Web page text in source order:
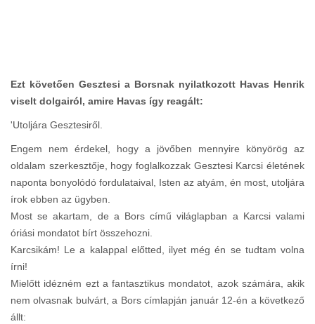
Ezt követően Gesztesi a Borsnak nyilatkozott Havas Henrik
viselt dolgairól, amire Havas így reagált:
'Utoljára Gesztesiről.
Engem nem érdekel, hogy a jövőben mennyire könyörög az
oldalam szerkesztője, hogy foglalkozzak Gesztesi Karcsi életének
naponta bonyolódó fordulataival, Isten az atyám, én most, utoljára
írok ebben az ügyben.
Most se akartam, de a Bors című világlapban a Karcsi valami
óriási mondatot bírt összehozni.
Karcsikám! Le a kalappal előtted, ilyet még én se tudtam volna
írni!
Mielőtt idézném ezt a fantasztikus mondatot, azok számára, akik
nem olvasnak bulvárt, a Bors címlapján január 12-én a következő
állt: